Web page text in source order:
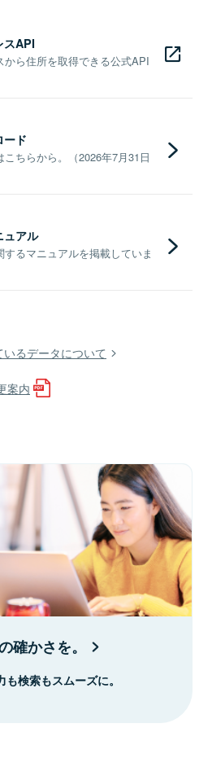
スAPI
ら住所を取得できる公式API
ード
ちらから。（2026年7月31日
ュアル
るマニュアルを掲載していま
るデータについて
案内
確かさを。
検索もスムーズに。